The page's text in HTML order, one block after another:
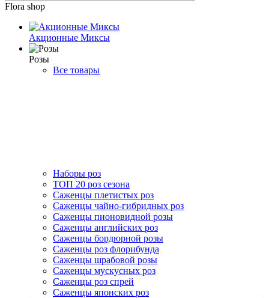
Flora shop
Акционные Миксы
Розы
Все товары
Наборы роз
ТОП 20 роз сезона
Саженцы плетистых роз
Саженцы чайно-гибридных роз
Саженцы пионовидной розы
Саженцы английских роз
Саженцы бордюрной розы
Саженцы роз флорибунда
Саженцы шрабовой розы
Саженцы мускусных роз
Саженцы роз спрей
Саженцы японских роз